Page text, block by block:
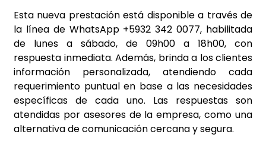
Esta nueva prestación está disponible a través de
la línea de WhatsApp +5932 342 0077, habilitada
de lunes a sábado, de 09h00 a 18h00, con
respuesta inmediata. Además, brinda a los clientes
información personalizada, atendiendo cada
requerimiento puntual en base a las necesidades
específicas de cada uno. Las respuestas son
atendidas por asesores de la empresa, como una
alternativa de comunicación cercana y segura.